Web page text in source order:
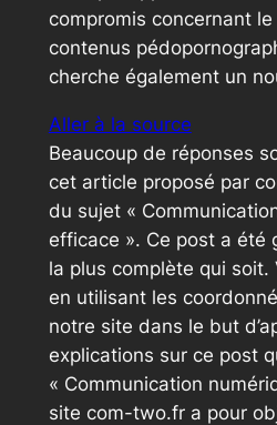
compromis concernant
contenus
cherche également un
Aller à la source
Beaucoup de réponses
cet article proposé par
du sujet «
efficace ». Ce post a été
la plus complète qui soit.
en utilisant les
notre site dans le but
explications sur ce post
« Communication
site com-two.fr a pour